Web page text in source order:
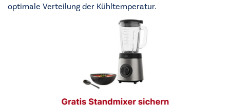
optimale Verteilung der Kühltemperatur.